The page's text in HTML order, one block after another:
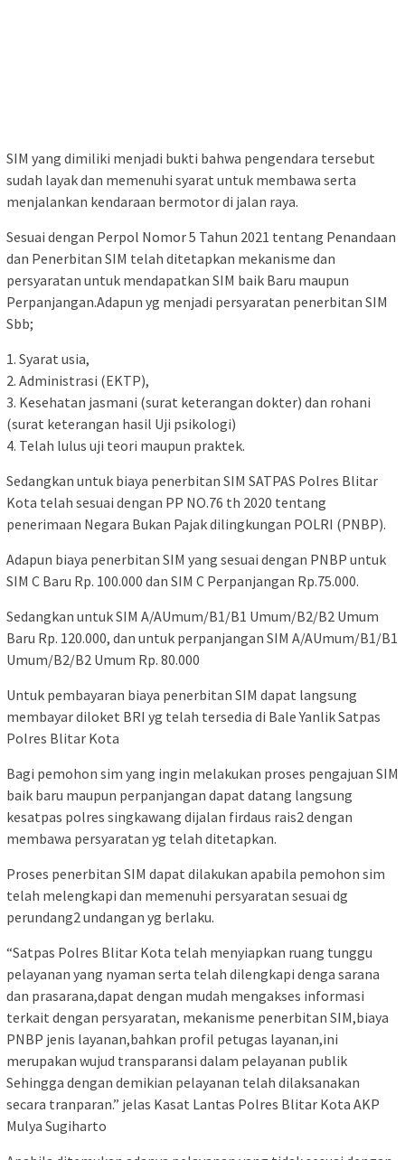
SIM yang dimiliki menjadi bukti bahwa pengendara tersebut
sudah layak dan memenuhi syarat untuk membawa serta
menjalankan kendaraan bermotor di jalan raya.
Sesuai dengan Perpol Nomor 5 Tahun 2021 tentang Penandaan
dan Penerbitan SIM telah ditetapkan mekanisme dan
persyaratan untuk mendapatkan SIM baik Baru maupun
Perpanjangan.Adapun yg menjadi persyaratan penerbitan SIM
Sbb;
1. Syarat usia,
2. Administrasi (EKTP),
3. Kesehatan jasmani (surat keterangan dokter) dan rohani
(surat keterangan hasil Uji psikologi)
4. Telah lulus uji teori maupun praktek.
Sedangkan untuk biaya penerbitan SIM SATPAS Polres Blitar
Kota telah sesuai dengan PP NO.76 th 2020 tentang
penerimaan Negara Bukan Pajak dilingkungan POLRI (PNBP).
Adapun biaya penerbitan SIM yang sesuai dengan PNBP untuk
SIM C Baru Rp. 100.000 dan SIM C Perpanjangan Rp.75.000.
Sedangkan untuk SIM A/AUmum/B1/B1 Umum/B2/B2 Umum
Baru Rp. 120.000, dan untuk perpanjangan SIM A/AUmum/B1/B1
Umum/B2/B2 Umum Rp. 80.000
Untuk pembayaran biaya penerbitan SIM dapat langsung
membayar diloket BRI yg telah tersedia di Bale Yanlik Satpas
Polres Blitar Kota
Bagi pemohon sim yang ingin melakukan proses pengajuan SIM
baik baru maupun perpanjangan dapat datang langsung
kesatpas polres singkawang dijalan firdaus rais2 dengan
membawa persyaratan yg telah ditetapkan.
Proses penerbitan SIM dapat dilakukan apabila pemohon sim
telah melengkapi dan memenuhi persyaratan sesuai dg
perundang2 undangan yg berlaku.
“Satpas Polres Blitar Kota telah menyiapkan ruang tunggu
pelayanan yang nyaman serta telah dilengkapi denga sarana
dan prasarana,dapat dengan mudah mengakses informasi
terkait dengan persyaratan, mekanisme penerbitan SIM,biaya
PNBP jenis layanan,bahkan profil petugas layanan,ini
merupakan wujud transparansi dalam pelayanan publik
Sehingga dengan demikian pelayanan telah dilaksanakan
secara tranparan.” jelas Kasat Lantas Polres Blitar Kota AKP
Mulya Sugiharto